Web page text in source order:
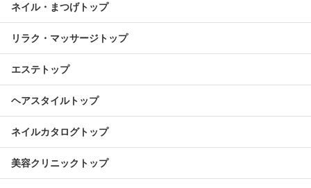
ネイル・まつげトップ
リラク・マッサージトップ
エステトップ
ヘアスタイルトップ
ネイルカタログトップ
美容クリニックトップ